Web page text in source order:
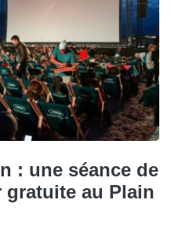
: une séance de
gratuite au Plain